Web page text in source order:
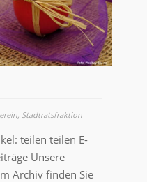
, Stadtratsfraktion
teilen teilen E-
Unsere
Archiv finden Sie